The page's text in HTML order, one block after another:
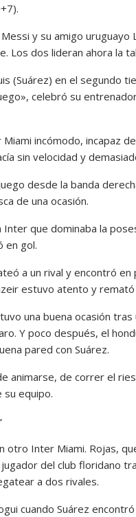
y su amigo
Los dos lideran ahora la
(Suárez) en el segundo
celebró su
incómodo, incapaz
sin velocidad y
desde la banda
de una ocasión.
Inter que dominaba la
en gol.
a un rival y encontró
estuvo atento y remató
una buena ocasión
Y poco después, el
pared con Suárez.
animarse, de correr el
equipo.
otro Inter Miami. Rojas,
del club floridano
a dos rivales.
cuando Suárez